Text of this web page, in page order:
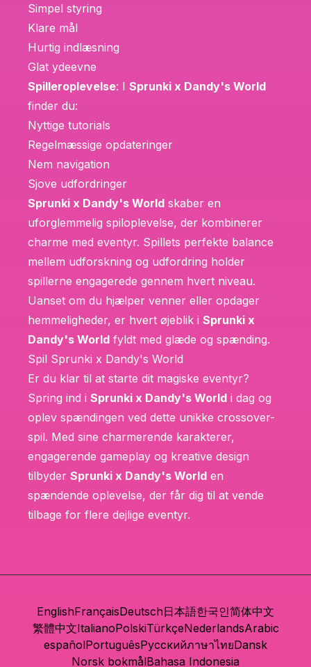
Simpel styring
Klare mål
Hurtig indlæsning
Glat ydeevne
Spilleroplevelse: I Sprunki x Dandy's World
finder du:
Nyttige tutorials
Regelmæssige opdateringer
Nem navigation
Sjove udfordringer
Sprunki x Dandy's World skaber en
uforglemmelig spiloplevelse, der kombinerer
charme med eventyr. Spillets perfekte balance
mellem udforskning og udfordring holder
spillerne engagerede gennem hvert niveau.
Uanset om du hjælper venner eller opdager
hemmeligheder, er hvert øjeblik i Sprunki x
Dandy's World fyldt med glæde og spænding.
Spil Sprunki x Dandy's World
Er du klar til at starte dit magiske eventyr?
Spring ind i Sprunki x Dandy's World i dag og
oplev spændingen ved dette unikke crossover-
spil. Med sine charmerende karakterer,
engagerende gameplay og kreative design
tilbyder Sprunki x Dandy's World en
spændende oplevelse, der får dig til at vende
tilbage for flere dejlige eventyr.
EnglishFrançaisDeutsch日本語한국인简体中文
繁體中文ItalianoPolskiTürkçeNederlandsArabic
españolPortuguêsРусскийภาษาไทยDansk
Norsk bokmålBahasa Indonesia